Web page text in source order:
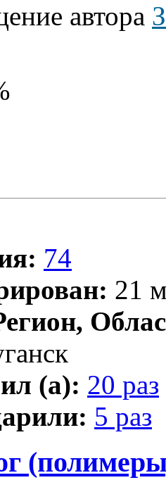
автора
74
21
(а): 20 раз
5 раз